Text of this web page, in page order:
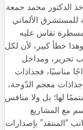
الدكتور محمد جمعة
للمستشرق الألماني
تقاس عليه
خطأ كبير، لأن لكل
تحرير، ومداخل
مناسبًا، فجذاذات
معجم الدّوحة،
لها؛ بل ولا منافس
مع المشاريع
“المنتقد” بإصدارات